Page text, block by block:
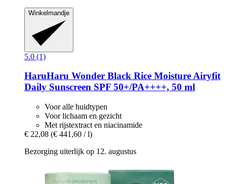
Winkelmandje
5.0 (1)
HaruHaru Wonder Black Rice Moisture Airyfit
Daily Sunscreen SPF 50+/PA++++, 50 ml
Voor alle huidtypen
Voor lichaam en gezicht
Met rijstextract en niacinamide
€ 22,08 (€ 441,60 / l)
Bezorging uiterlijk op 12. augustus